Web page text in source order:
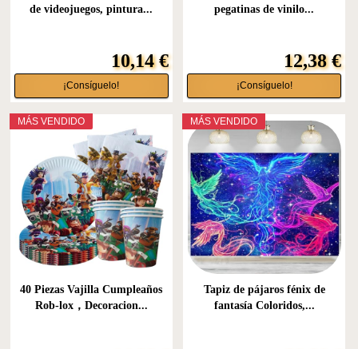
de videojuegos, pintura...
10,14 €
¡Consíguelo!
pegatinas de vinilo...
12,38 €
¡Consíguelo!
MÁS VENDIDO
40 Piezas Vajilla Cumpleaños
Rob-lox，Decoracion...
MÁS VENDIDO
Tapiz de pájaros fénix de
fantasía Coloridos,...